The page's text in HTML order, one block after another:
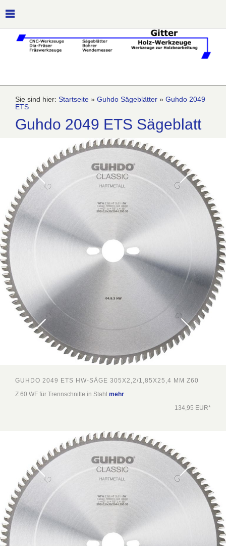
Sie sind hier: Startseite » Guhdo Sägeblätter » Guhdo 2049
ETS
Guhdo 2049 ETS Sägeblatt
GUHDO 2049 ETS HW-SÄGE 305X2,2/1,85X25,4 MM Z60
Z 60 WF für Trennschnitte in Stahl mehr
134,95 EUR*